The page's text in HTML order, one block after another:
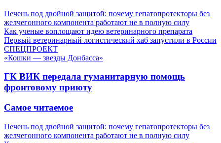
Печень под двойной защитой: почему гепатопротекторы без
желчегонного компонента работают не в полную силу
Как ученые воплощают идею ветеринарного препарата
Первый ветеринарный логистический хаб запустили в России
СПЕЦПРОЕКТ
«Кошки — звезды Донбасса»
ГК ВИК передала гуманитарную помощь
фронтовому приюту
Самое читаемое
Печень под двойной защитой: почему гепатопротекторы без
желчегонного компонента работают не в полную силу